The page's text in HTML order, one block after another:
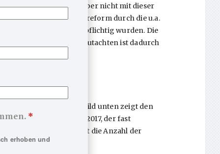
zusammen, ist aber nicht mit dieser
umfangreiche Strukturreform durch die u.a.
nicht mehr gutachterpflichtig wurden. Die
Die Zahl der Gutachten ist dadurch
können. Das Bild unten zeigt den
Anstieg von 2007 bis 2017, der fast
wie reformbedingt die Anzahl der
*
erhoben und